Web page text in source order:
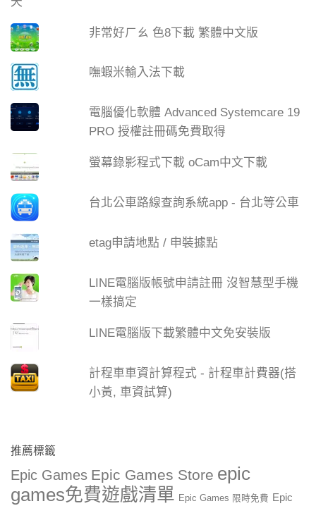
非常好ㄏㄠ 色8下載 繁體中文版
嘸蝦米輸入法下載
電腦優化軟體 Advanced Systemcare 19
PRO 授權註冊碼免費取得
螢幕錄影程式下載 oCam中文下載
台北公車路線查詢系統app - 台北等公車
etag申請地點 / 申裝據點
LINE電腦版帳號申請註冊 沒智慧型手機
一樣搞定
LINE電腦版下載繁體中文免安裝版
計程車車資計算程式 - 計程車計費器(搭
小黃, 車資試算)
推薦標籤
Epic Games Epic Games Store epic
games免費遊戲清單 Epic Games 限時免費 Epic